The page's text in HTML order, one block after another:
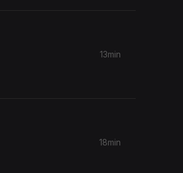
13min
18min